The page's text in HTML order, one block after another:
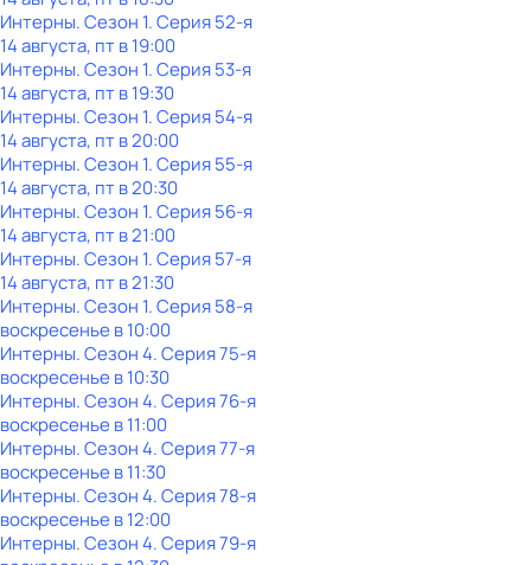
Интерны. Сезон 1. Серия 52-я
14 августа, пт в 19:00
Интерны. Сезон 1. Серия 53-я
14 августа, пт в 19:30
Интерны. Сезон 1. Серия 54-я
14 августа, пт в 20:00
Интерны. Сезон 1. Серия 55-я
14 августа, пт в 20:30
Интерны. Сезон 1. Серия 56-я
14 августа, пт в 21:00
Интерны. Сезон 1. Серия 57-я
14 августа, пт в 21:30
Интерны. Сезон 1. Серия 58-я
воскресенье в10:00
Интерны. Сезон 4. Серия 75-я
воскресенье в10:30
Интерны. Сезон 4. Серия 76-я
воскресенье в11:00
Интерны. Сезон 4. Серия 77-я
воскресенье в11:30
Интерны. Сезон 4. Серия 78-я
воскресенье в12:00
Интерны. Сезон 4. Серия 79-я